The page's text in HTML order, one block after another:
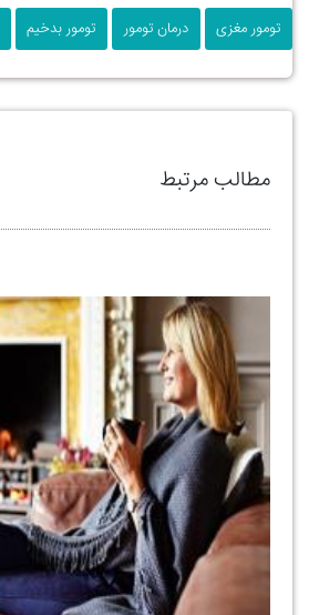
تومور مغزی درمان تومور تومور بدخیم
مطالب مرتبط